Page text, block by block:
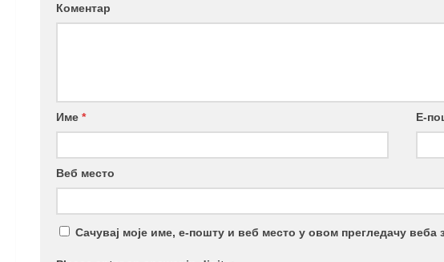
Коментар
Име * Е-
Веб место
Сачувај моје име, е-пошту и веб место у овом прегледачу веба